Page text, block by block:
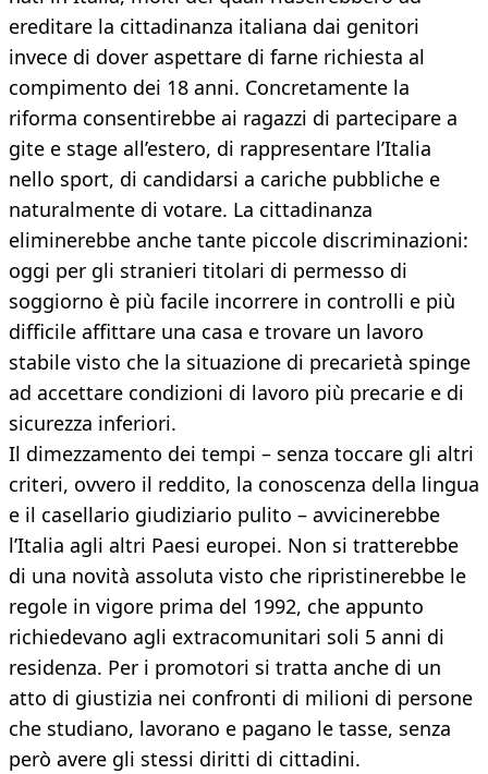
ereditare la cittadinanza italiana dai genitori
invece di dover aspettare di farne richiesta al
compimento dei 18 anni. Concretamente la
riforma consentirebbe ai ragazzi di partecipare a
gite e stage all’estero, di rappresentare l’Italia
nello sport, di candidarsi a cariche pubbliche e
naturalmente di votare. La cittadinanza
eliminerebbe anche tante piccole discriminazioni:
oggi per gli stranieri titolari di permesso di
soggiorno è più facile incorrere in controlli e più
difficile affittare una casa e trovare un lavoro
stabile visto che la situazione di precarietà spinge
ad accettare condizioni di lavoro più precarie e di
sicurezza inferiori.
Il dimezzamento dei tempi – senza toccare gli altri
criteri, ovvero il reddito, la conoscenza della lingua
e il casellario giudiziario pulito – avvicinerebbe
l’Italia agli altri Paesi europei. Non si tratterebbe
di una novità assoluta visto che ripristinerebbe le
regole in vigore prima del 1992, che appunto
richiedevano agli extracomunitari soli 5 anni di
residenza. Per i promotori si tratta anche di un
atto di giustizia nei confronti di milioni di persone
che studiano, lavorano e pagano le tasse, senza
però avere gli stessi diritti di cittadini.